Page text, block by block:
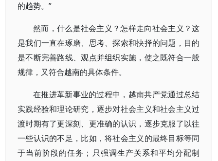
的趋势。”
然而，什么是社会主义？怎样走向社会主义？这
是我们一直在琢磨、思考、探索和抉择的问题，目的
是不断完善路线、观点并组织实施，使之既符合一般
规律，又符合越南的具体条件。
在推进革新事业的过程中，越南共产党通过总结
实践经验和理论研究，逐步对社会主义和社会主义过
渡时期有了更深刻、更准确的认识，逐步克服了以往
一些认识的不足，比如，将社会主义的最终目标等同
于当前阶段的任务；只强调生产关系和平均分配制